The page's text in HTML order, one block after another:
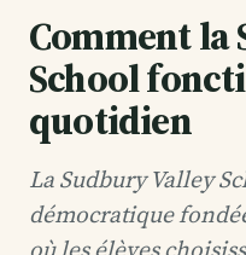
Comment la
School
quotidien
La Sudbury Valley
démocratique